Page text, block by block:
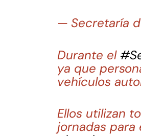
— Secretaría
Durante el
ya que
vehículos
Ellos utilizan
jornadas